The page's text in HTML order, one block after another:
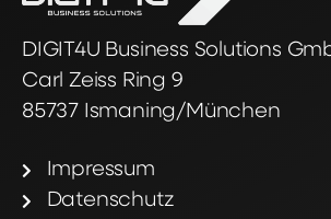
DIGIT4U Business Solutions
Carl Zeiss Ring 9
85737 Ismaning/München
Impressum
Datenschutz